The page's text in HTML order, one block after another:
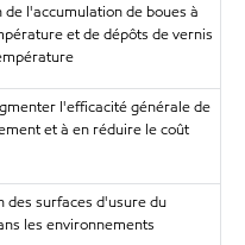
de l'accumulation de boues à
et de dépôts de vernis
l'efficacité générale de
et à en réduire le coût
des surfaces d'usure du
les environnements